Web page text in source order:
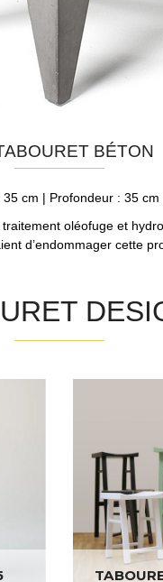
BÉTON
cm | Profondeur : 35 cm
oléofuge et
d’endommager cette